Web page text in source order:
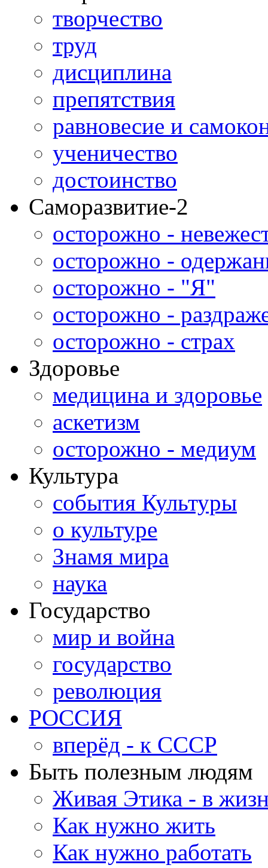
творчество
труд
дисциплина
препятствия
равновесие и
ученичество
достоинство
Саморазвитие-2
осторожно -
осторожно -
осторожно - "Я"
осторожно -
осторожно - страх
Здоровье
медицина и здоровье
аскетизм
осторожно - медиум
Культура
события Культуры
о культуре
Знамя мира
наука
Государство
мир и война
государство
революция
РОССИЯ
вперёд - к СССР
Быть полезным людям
Живая Этика - в
Как нужно жить
Как нужно работать